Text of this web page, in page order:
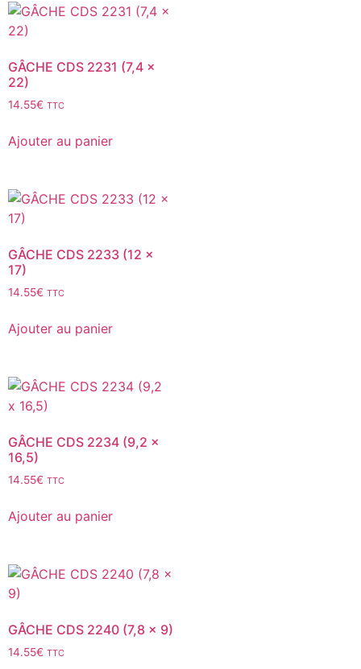
GÂCHE CDS 2231 (7,4 x
22)
14.55€ TTC
Ajouter au panier
GÂCHE CDS 2233 (12 x
17)
14.55€ TTC
Ajouter au panier
GÂCHE CDS 2234 (9,2 x
16,5)
14.55€ TTC
Ajouter au panier
GÂCHE CDS 2240 (7,8 x 9)
14.55€ TTC